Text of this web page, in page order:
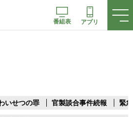
番組表 アプリ
いせつの罪 官製談合事件続報 緊